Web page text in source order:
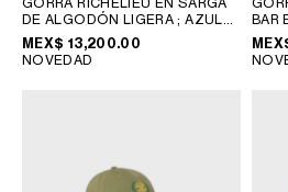
DE ALGODÓN LIGERA; AZUL
ELÉCTRICO
MEX$ 13,200.00
NOVEDAD
BAR
CHILE
COLOMBIA
REPÚBLICA DOMINICANA